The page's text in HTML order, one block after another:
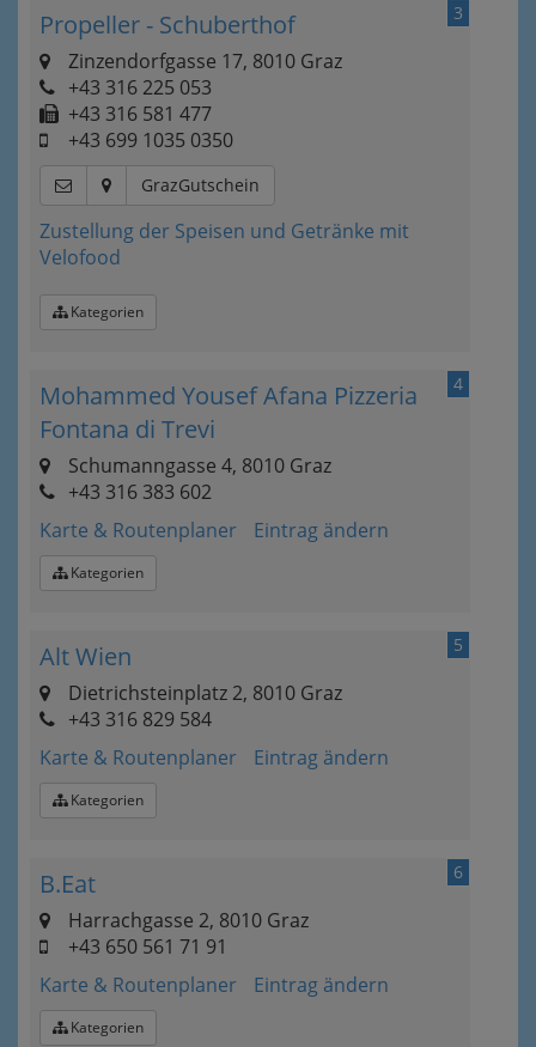
3
Propeller - Schuberthof
Zinzendorfgasse 17, 8010 Graz
+43 316 225 053
+43 316 581 477
+43 699 1035 0350
GrazGutschein
Zustellung der Speisen und Getränke mit
Velofood
Kategorien
4
Mohammed Yousef Afana Pizzeria
Fontana di Trevi
Schumanngasse 4, 8010 Graz
+43 316 383 602
Karte & Routenplaner
Eintrag ändern
Kategorien
5
Alt Wien
Dietrichsteinplatz 2, 8010 Graz
+43 316 829 584
Karte & Routenplaner
Eintrag ändern
Kategorien
6
B.Eat
Harrachgasse 2, 8010 Graz
+43 650 561 71 91
Karte & Routenplaner
Eintrag ändern
Kategorien